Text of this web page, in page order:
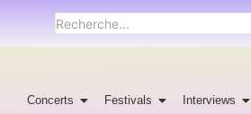
Concerts Festivals Interviews